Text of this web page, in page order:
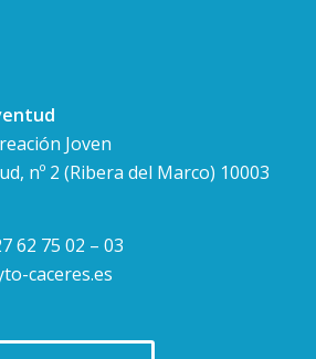
Joven
nº 2 (Ribera del Marco) 10003
62 75 02 – 03
caceres.es